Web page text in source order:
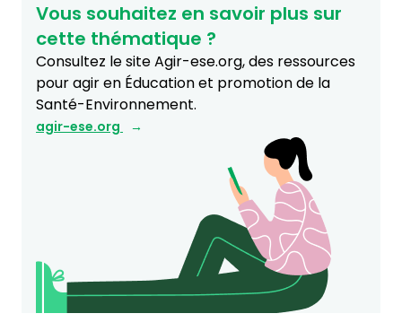
Vous souhaitez en savoir plus sur
cette thématique ?
Consultez le site Agir-ese.org, des ressources
pour agir en Éducation et promotion de la
Santé-Environnement.
agir-ese.org